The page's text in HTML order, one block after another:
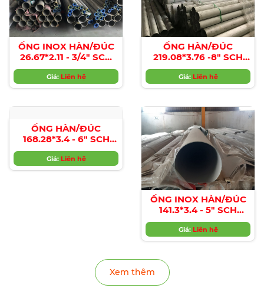
ỐNG INOX HÀN/ĐÚC
26.67*2.11 - 3/4" SCH
10s/SCH 40s/SCH 80s...
Giá: Liên hệ
ỐNG HÀN/ĐÚC
219.08*3.76 -8" SCH
10s/SCH 40s/SCH 80s...
Giá: Liên hệ
ỐNG HÀN/ĐÚC
168.28*3.4 - 6" SCH
10s/SCH 40s/SCH 80s...
Giá: Liên hệ
ỐNG INOX HÀN/ĐÚC
141.3*3.4 - 5" SCH
10s/SCH 40s/SCH 80s...
Giá: Liên hệ
Xem thêm